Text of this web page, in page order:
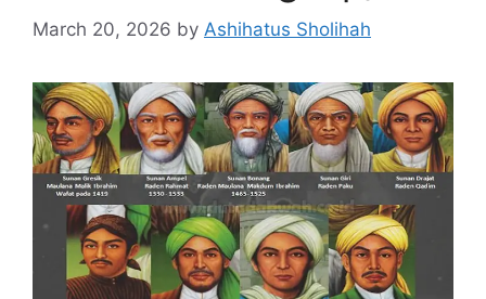
March 20, 2026 by Ashihatus Sholihah